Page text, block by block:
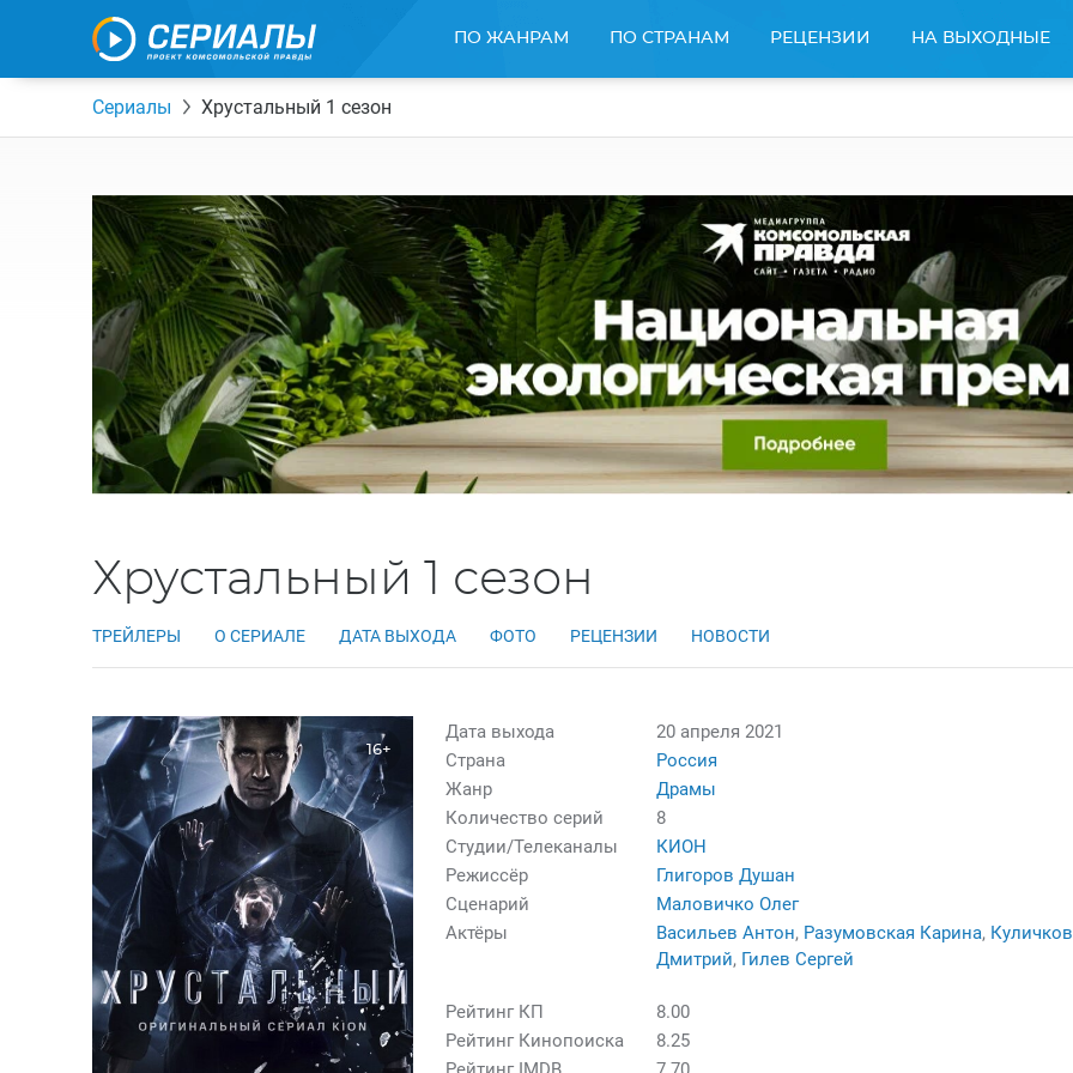
ПО ЖАНРАМ ПО СТРАНАМ РЕЦЕНЗИИ НА ВЫХОДНЫЕ
Сериалы Хрустальный 1 сезон
Хрустальный 1 сезон
ТРЕЙЛЕРЫ О СЕРИАЛЕ ДАТА ВЫХОДА ФОТО РЕЦЕНЗИИ НОВОСТИ
16+
Дата выхода
20 апреля 2021
Страна
Россия
Жанр
Драмы
Количество серий
8
Студии/Телеканалы
КИОН
Режиссёр
Глигоров Душан
Сценарий
Маловичко Олег
Актёры
Васильев Антон, Разумовская Карина, Куличков
Дмитрий, Гилев Сергей
Рейтинг КП
8.00
Рейтинг Кинопоиска
8.25